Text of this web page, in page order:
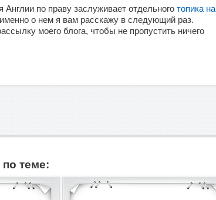
Англии по праву заслуживает отдельного топика на
о нем я вам расскажу в следующий раз.
моего блога, чтобы не пропустить ничего
по теме: